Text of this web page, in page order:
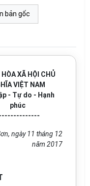
bản gốc
HÒA XÃ HỘI CHỦ
VIỆT NAM
- Tự do - Hạnh
phúc
ngày 11 tháng 12
năm 2017